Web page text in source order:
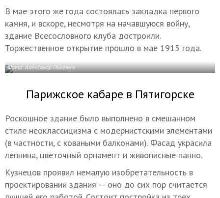
В мае этого же года состоялась закладка первого
камня, и вскоре, несмотря на начавшуюся войну,
здание Всесословного клуба достроили.
Торжественное открытие прошло в мае 1915 года.
Фото: Александр Погожев
Парижское кабаре в Пятигорске
Роскошное здание было выполнено в смешанном
стиле неоклассицизма с модернистскими элементами
(в частности, с коваными балконами). Фасад украсила
лепнина, цветочный орнамент и живописные панно.
Кузнецов проявил немалую изобретательность в
проектировании здания — оно до сих пор считается